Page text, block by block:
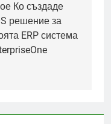
Ко създаде
решение за
ERP система